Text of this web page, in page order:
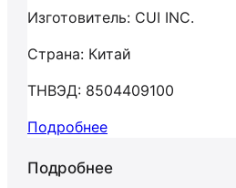
Изготовитель: CUI INC.
Страна: Китай
ТНВЭД: 8504409100
Подробнее
Подробнее